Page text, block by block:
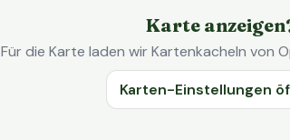
Karte
Für die Karte laden wir Kartenkacheln von
Karten-Einstellungen